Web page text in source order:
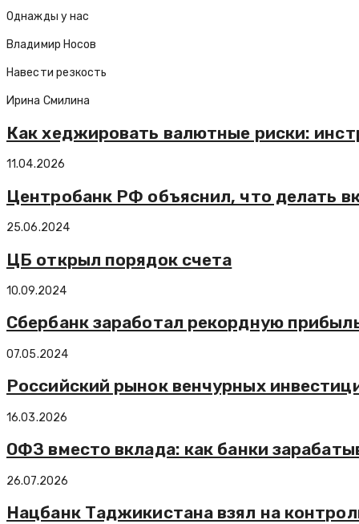
Однажды у нас
Владимир Носов
Навести резкость
Ирина Смилина
Как хеджировать валютные риски:
11.04.2026
Центробанк РФ объяснил, что делать
25.06.2024
ЦБ открыл порядок счета
10.09.2024
Сбербанк заработал рекордную
07.05.2024
Российский рынок венчурных
16.03.2026
ОФЗ вместо вклада: как банки
26.07.2026
Нацбанк Таджикистана взял на